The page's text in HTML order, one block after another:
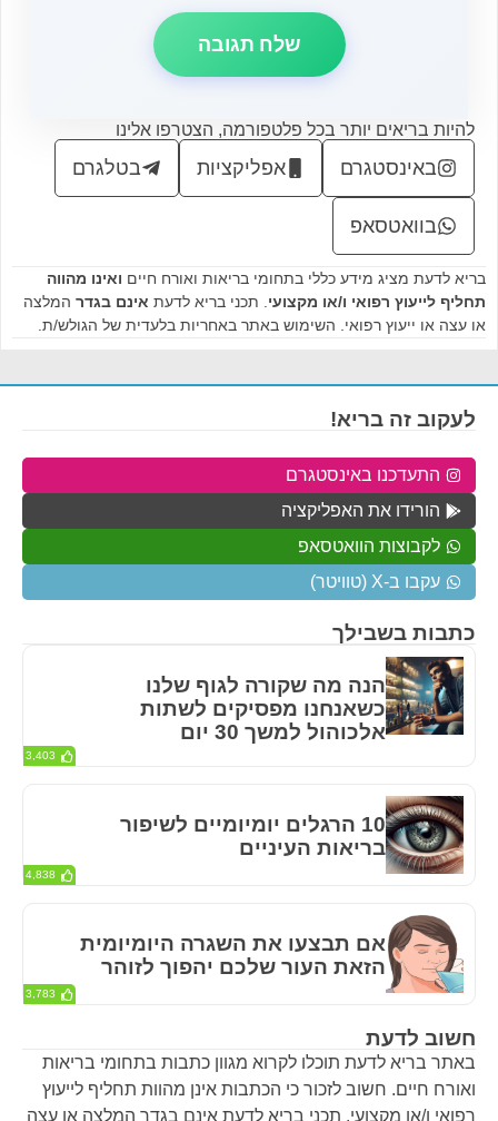
להיות בריאים יותר בכל פלטפורמה, הצטרפו אלינו
באינסטגרם אפליקציות בטלגרם
בוואטסאפ
בריא לדעת מציג מידע כללי בתחומי בריאות ואורח חיים ואינו מהווה
תחליף לייעוץ רפואי ו/או מקצועי . תכני בריא לדעת אינם בגדר המלצה
או עצה או ייעוץ רפואי. השימוש באתר באחריות בלעדית של הגולש/ת.
חשוב לדעת
באתר בריא לדעת תוכלו לקרוא מגוון כתבות בתחומי בריאות
ואורח חיים. חשוב לזכור כי הכתבות אינן מהוות תחליף לייעוץ
רפואי ו/או מקצועי. תכני בריא לדעת אינם בגדר המלצה או עצה
כתבות בשבילך
הנה מה שקורה לגוף שלנו
כשאנחנו מפסיקים לשתות
אלכוהול למשך 30 יום
3,403
10 הרגלים יומיומיים לשיפור
בריאות העיניים
4,838
אם תבצעו את השגרה היומיומית
הזאת העור שלכם יהפוך לזוהר
3,783
לעקוב זה בריא!
התעדכנו באינסטגרם
הורידו את האפליקציה
לקבוצות הוואטסאפ
עקבו ב-X (טוויטר)